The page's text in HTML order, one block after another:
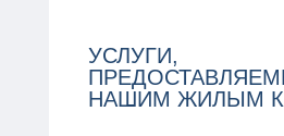
УСЛУГИ,
НАШИМ ЖИЛЫМ